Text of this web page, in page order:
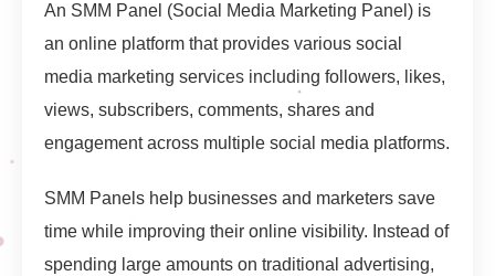
An SMM Panel (Social Media Marketing Panel) is
an online platform that provides various social
media marketing services including followers, likes,
views, subscribers, comments, shares and
engagement across multiple social media platforms.
SMM Panels help businesses and marketers save
time while improving their online visibility. Instead of
spending large amounts on traditional advertising,